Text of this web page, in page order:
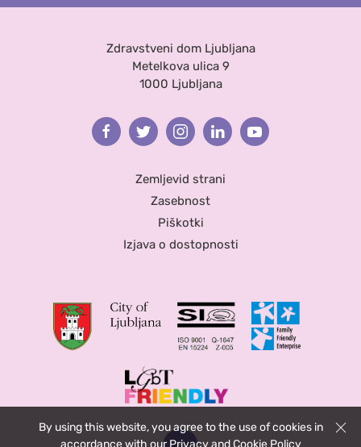
Zdravstveni dom Ljubljana
Metelkova ulica 9
1000 Ljubljana
FacebookTwitterInstagramLinkedinYoutube
Zemljevid strani
Zasebnost
Piškotki
Izjava o dostopnosti
By using this website, you agree to the use of cookies in
accordance with ourPrivacy and Cookie Policy
Zapri